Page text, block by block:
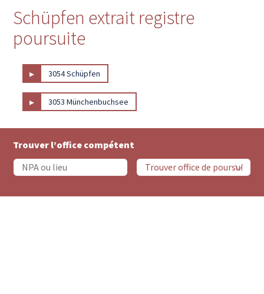
Schüpfen extrait registre
poursuite
▸ 3054 Schüpfen
▸ 3053 Münchenbuchsee
Trouver l’office compétent